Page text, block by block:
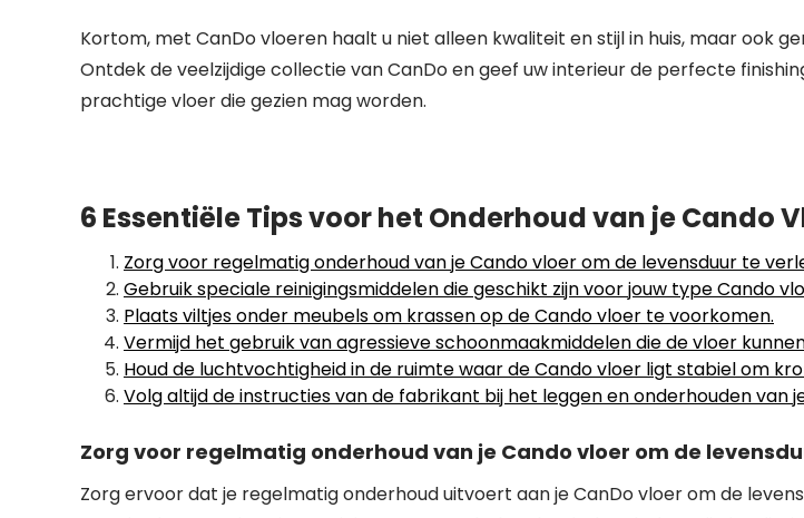
Kortom, met CanDo vloeren haalt u niet alleen kwaliteit en stijl in huis, maar ook
Ontdek de veelzijdige collectie van CanDo en geef uw interieur de perfecte
prachtige vloer die gezien mag worden.
6 Essentiële Tips voor het Onderhoud van je Cando
Zorg voor regelmatig onderhoud van je Cando vloer om de levensduur te
Gebruik speciale reinigingsmiddelen die geschikt zijn voor jouw type Cando
Plaats viltjes onder meubels om krassen op de Cando vloer te voorkomen.
Vermijd het gebruik van agressieve schoonmaakmiddelen die de vloer
Houd de luchtvochtigheid in de ruimte waar de Cando vloer ligt stabiel om
Volg altijd de instructies van de fabrikant bij het leggen en onderhouden van
Zorg voor regelmatig onderhoud van je Cando vloer om de
Zorg ervoor dat je regelmatig onderhoud uitvoert aan je CanDo vloer om de